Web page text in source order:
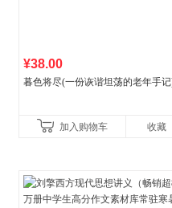
¥38.00
暮色将尽(一份诙谐坦荡的老年手
加入购物车 收藏